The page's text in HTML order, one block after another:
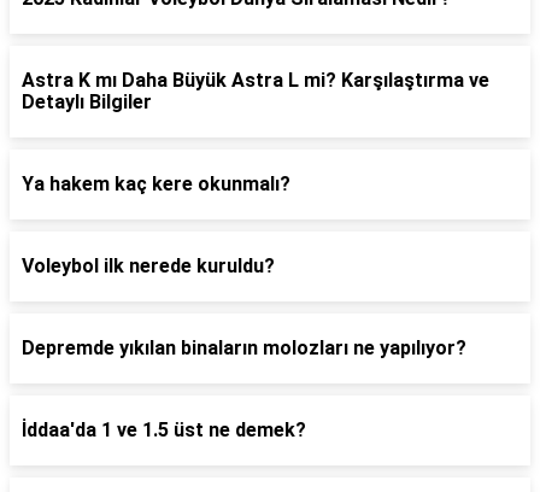
Astra K mı Daha Büyük Astra L mi? Karşılaştırma ve
Detaylı Bilgiler
Ya hakem kaç kere okunmalı?
Voleybol ilk nerede kuruldu?
Depremde yıkılan binaların molozları ne yapılıyor?
İddaa'da 1 ve 1.5 üst ne demek?